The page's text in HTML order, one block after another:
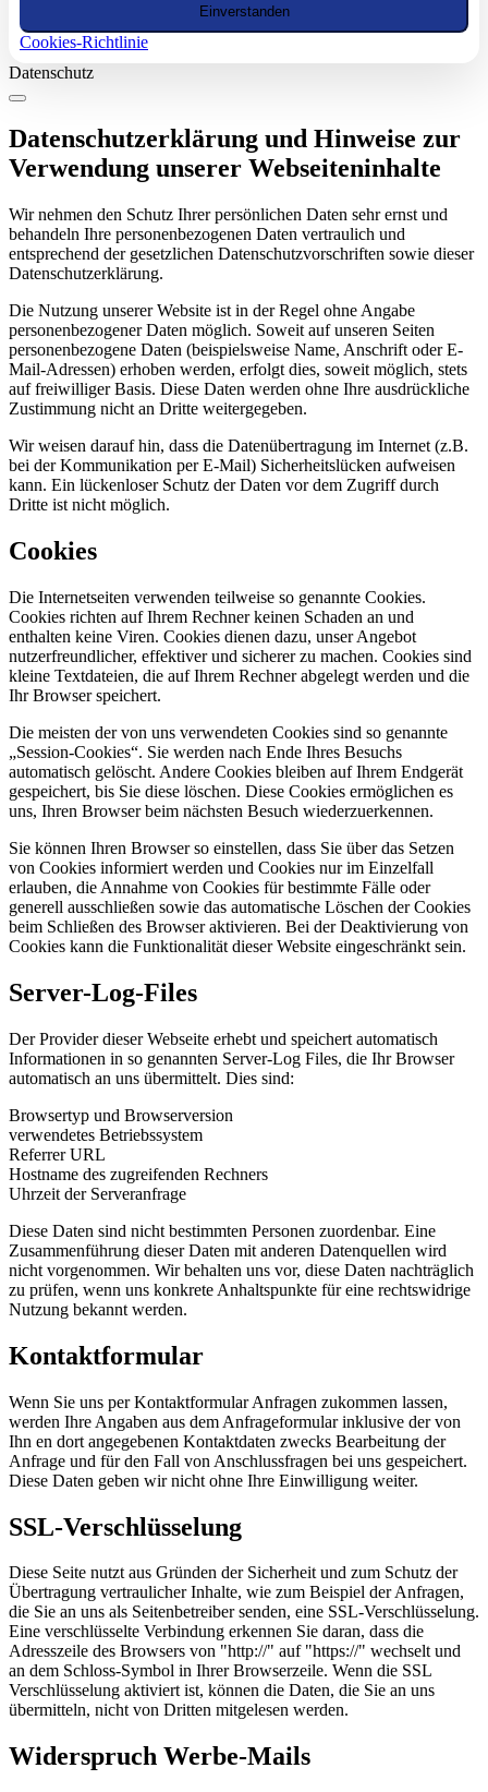
Einverstanden
Cookies-Richtlinie
Datenschutz
Datenschutzerklärung und Hinweise zur
Verwendung unserer Webseiteninhalte
Wir nehmen den Schutz Ihrer persönlichen Daten sehr ernst und
behandeln Ihre personenbezogenen Daten vertraulich und
entsprechend der gesetzlichen Datenschutzvorschriften sowie dieser
Datenschutzerklärung.
Die Nutzung unserer Website ist in der Regel ohne Angabe
personenbezogener Daten möglich. Soweit auf unseren Seiten
personenbezogene Daten (beispielsweise Name, Anschrift oder E-
Mail-Adressen) erhoben werden, erfolgt dies, soweit möglich, stets
auf freiwilliger Basis. Diese Daten werden ohne Ihre ausdrückliche
Zustimmung nicht an Dritte weitergegeben.
Wir weisen darauf hin, dass die Datenübertragung im Internet (z.B.
bei der Kommunikation per E-Mail) Sicherheitslücken aufweisen
kann. Ein lückenloser Schutz der Daten vor dem Zugriff durch
Dritte ist nicht möglich.
Cookies
Die Internetseiten verwenden teilweise so genannte Cookies.
Cookies richten auf Ihrem Rechner keinen Schaden an und
enthalten keine Viren. Cookies dienen dazu, unser Angebot
nutzerfreundlicher, effektiver und sicherer zu machen. Cookies sind
kleine Textdateien, die auf Ihrem Rechner abgelegt werden und die
Ihr Browser speichert.
Die meisten der von uns verwendeten Cookies sind so genannte
„Session-Cookies“. Sie werden nach Ende Ihres Besuchs
automatisch gelöscht. Andere Cookies bleiben auf Ihrem Endgerät
gespeichert, bis Sie diese löschen. Diese Cookies ermöglichen es
uns, Ihren Browser beim nächsten Besuch wiederzuerkennen.
Sie können Ihren Browser so einstellen, dass Sie über das Setzen
von Cookies informiert werden und Cookies nur im Einzelfall
erlauben, die Annahme von Cookies für bestimmte Fälle oder
generell ausschließen sowie das automatische Löschen der Cookies
beim Schließen des Browser aktivieren. Bei der Deaktivierung von
Cookies kann die Funktionalität dieser Website eingeschränkt sein.
Server-Log-Files
Der Provider dieser Webseite erhebt und speichert automatisch
Informationen in so genannten Server-Log Files, die Ihr Browser
automatisch an uns übermittelt. Dies sind:
Browsertyp und Browserversion
verwendetes Betriebssystem
Referrer URL
Hostname des zugreifenden Rechners
Uhrzeit der Serveranfrage
Diese Daten sind nicht bestimmten Personen zuordenbar. Eine
Zusammenführung dieser Daten mit anderen Datenquellen wird
nicht vorgenommen. Wir behalten uns vor, diese Daten nachträglich
zu prüfen, wenn uns konkrete Anhaltspunkte für eine rechtswidrige
Nutzung bekannt werden.
Kontaktformular
Wenn Sie uns per Kontaktformular Anfragen zukommen lassen,
werden Ihre Angaben aus dem Anfrageformular inklusive der von
Ihn en dort angegebenen Kontaktdaten zwecks Bearbeitung der
Anfrage und für den Fall von Anschlussfragen bei uns gespeichert.
Diese Daten geben wir nicht ohne Ihre Einwilligung weiter.
SSL-Verschlüsselung
Diese Seite nutzt aus Gründen der Sicherheit und zum Schutz der
Übertragung vertraulicher Inhalte, wie zum Beispiel der Anfragen,
die Sie an uns als Seitenbetreiber senden, eine SSL-Verschlüsselung.
Eine verschlüsselte Verbindung erkennen Sie daran, dass die
Adresszeile des Browsers von "http://" auf "https://" wechselt und
an dem Schloss-Symbol in Ihrer Browserzeile. Wenn die SSL
Verschlüsselung aktiviert ist, können die Daten, die Sie an uns
übermitteln, nicht von Dritten mitgelesen werden.
Widerspruch Werbe-Mails